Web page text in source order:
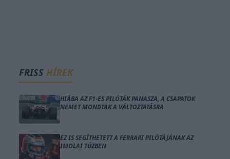
FRISS HÍREK
HIÁBA AZ F1-ES PILÓTÁK PANASZA, A CSAPATOK
NEMET MONDTAK A VÁLTOZTATÁSRA
EZ IS SEGÍTHETETT A FERRARI PILÓTÁJÁNAK AZ
IMOLAI TŰZBEN